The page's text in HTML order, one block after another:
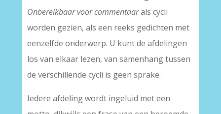
Onbereikbaar voor commentaarals cycli
worden gezien, als een reeks gedichten met
eenzelfde onderwerp. U kunt de afdelingen
los van elkaar lezen, van samenhang tussen
de verschillende cycli is geen sprake.
Iedere afdeling wordt ingeluid met een